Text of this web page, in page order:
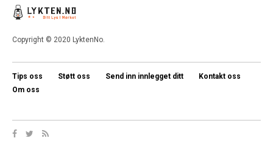
Copyright © 2020 LyktenNo.
Tips oss Støtt oss Send inn innlegget ditt
Kontakt oss
Om oss